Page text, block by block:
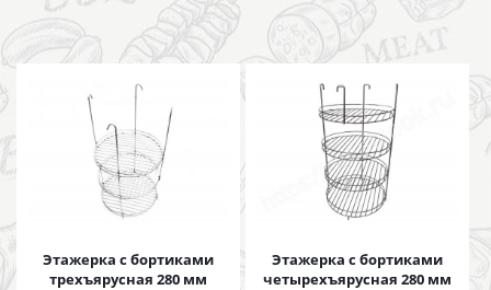
Этажерка с бортиками
трехъярусная 280 мм
Этажерка с бортиками
четырехъярусная 280 мм